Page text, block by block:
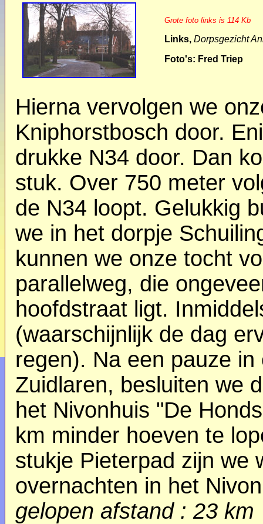
Grote foto links is 114 Kb
Links, Dorpsgezicht
Foto's: Fred Triep
Hierna vervolgen we
Kniphorstbosch door.
drukke N34 door. Dan
stuk. Over 750 meter
de N34 loopt. Gelukkig
we in het dorpje
kunnen we onze tocht
parallelweg, die
hoofdstraat ligt.
(waarschijnlijk de dag
regen). Na een pauze
Zuidlaren, besluiten we
het Nivonhuis "De
km minder hoeven te
stukje Pieterpad zijn we
overnachten in het
gelopen afstand : 23 km